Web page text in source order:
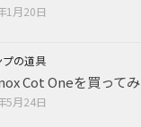
1月20日
プの道具
Cot Oneを買って
5月24日